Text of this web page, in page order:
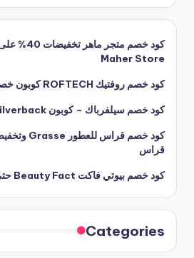
كود خصم متجر
Maher Store
كود خصم روفتيك ROFTECH كوبون خصم روفتيك
كود خصم سيلفرباك – كوبون Silverback
قراس
كود خصم بيوتي فاكت Beauty Fact حتى 30%
Categories